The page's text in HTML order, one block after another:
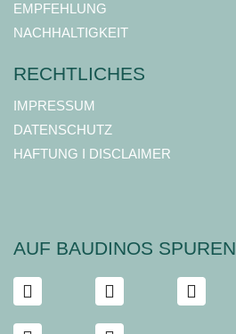
EMPFEHLUNG
NACHHALTIGKEIT
RECHTLICHES
IMPRESSUM
DATENSCHUTZ
HAFTUNG I DISCLAIMER
AUF BAUDINOS SPUREN